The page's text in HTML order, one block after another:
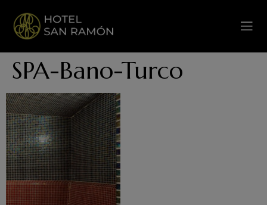
SPA-Bano-Turco